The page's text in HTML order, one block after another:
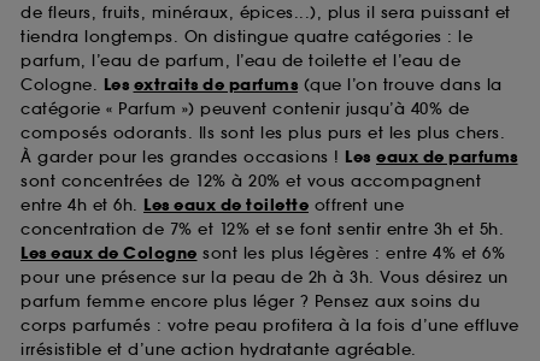
de fleurs, fruits, minéraux, épices...), plus il sera puissant et
tiendra longtemps. On distingue quatre catégories : le
parfum, l’eau de parfum, l’eau de toilette et l’eau de
Cologne. Les extraits de parfums (que l’on trouve dans la
catégorie « Parfum ») peuvent contenir jusqu’à 40% de
composés odorants. Ils sont les plus purs et les plus chers.
À garder pour les grandes occasions ! Les eaux de parfums
sont concentrées de 12% à 20% et vous accompagnent
entre 4h et 6h. Les eaux de toilette offrent une
concentration de 7% et 12% et se font sentir entre 3h et 5h.
Les eaux de Cologne sont les plus légères : entre 4% et 6%
pour une présence sur la peau de 2h à 3h. Vous désirez un
parfum femme encore plus léger ? Pensez aux soins du
corps parfumés : votre peau profitera à la fois d’une effluve
irrésistible et d’une action hydratante agréable.